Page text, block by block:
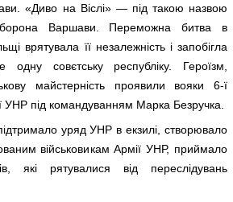
«Диво на Віслі» — під такою назвою
Варшави. Переможна битва в
врятувала її незалежність і запобігла
совєтську республіку. Героїзм,
майстерність проявили вояки 6-ї
УНР під командуванням Марка Безручка.
уряд УНР в екзилі, створювало
військовикам Армії УНР, приймало
які рятувалися від переслідувань